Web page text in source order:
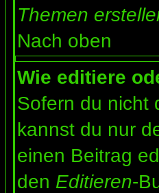
Themen
Nach oben
Wie editiere
Sofern du nicht
kannst du nur
einen Beitrag
den Editieren-